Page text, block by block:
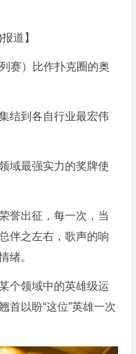
报道】
赛）比作扑克圈的奥
结到各自行业最宏伟
域最强实力的奖牌使
誉出征，每一次，当
伴之左右，歌声的响
绪。
个领域中的英雄级运
首以盼“这位”英雄一次